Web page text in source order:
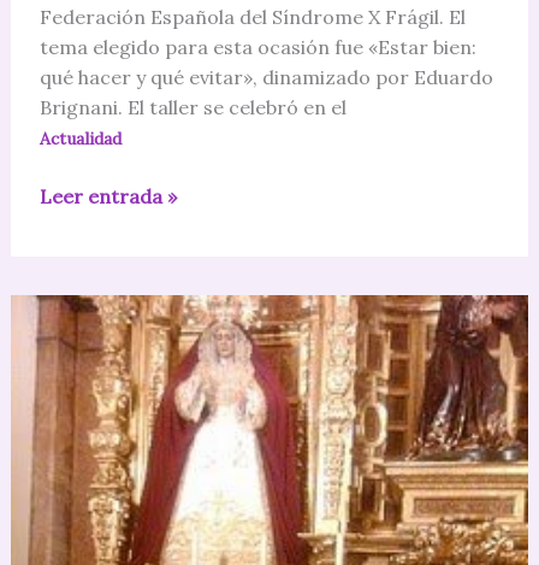
Federación Española del Síndrome X Frágil. El
tema elegido para esta ocasión fue «Estar bien:
qué hacer y qué evitar», dinamizado por Eduardo
Brignani. El taller se celebró en el
Actualidad
IV
Federación
Española
SXF
Leer entrada »